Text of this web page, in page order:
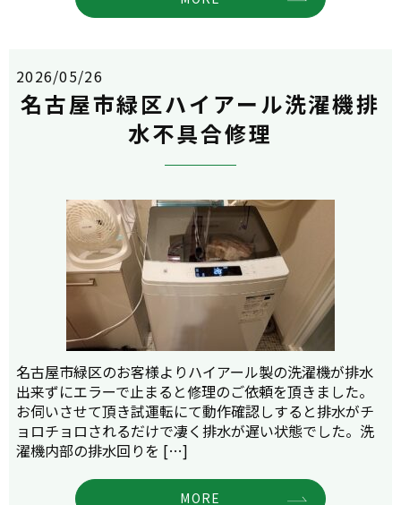
2026/05/26
名古屋市緑区ハイアール洗濯機排
水不具合修理
名古屋市緑区のお客様よりハイアール製の洗濯機が排水
出来ずにエラーで止まると修理のご依頼を頂きました。
お伺いさせて頂き試運転にて動作確認しすると排水がチ
ョロチョロされるだけで凄く排水が遅い状態でした。洗
濯機内部の排水回りを […]
MORE